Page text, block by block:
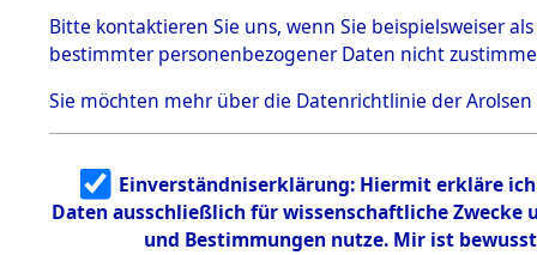
5.3.1 Alliierte
Erhebungen
zu
Todesmärsch
en
5.3.2
Identifizierun
5.3.3
Todesmärsch
Bitte kontaktieren Sie uns, wenn Sie beispielsweiser
bestimmter personenbezogener Daten nicht
Sie möchten mehr über die Datenrichtlinie der Arolsen
Einverständniserklärung: Hiermit erkläre
Daten ausschließlich für wissenschaftliche
und Bestimmungen nutze. Mir ist